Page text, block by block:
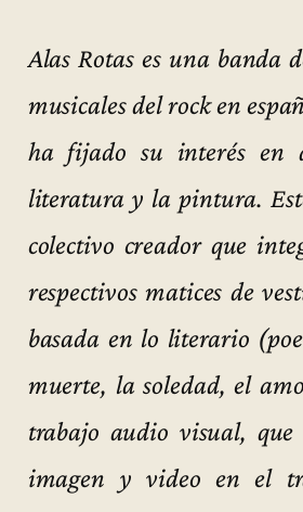
Alas Rotas es una banda
musicales del rock en
ha fijado su interés en
literatura y la pintura.
colectivo creador que
respectivos matices de
basada en lo literario
muerte, la soledad, el
trabajo audio visual,
imagen y video en el